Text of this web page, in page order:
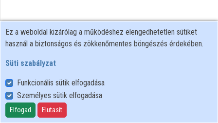
Felhasználói szabályzat
Adatkezelési tájékoztató
Süti szabályzat
Ez a weboldal kizárólag a működéshez elengedhetetlen sütiket
használ a biztonságos és zökkenőmentes böngészés érdekében.
Süti szabályzat
Funkcionális sütik elfogadása
Személyes sütik elfogadása
Elfogad Elutasít